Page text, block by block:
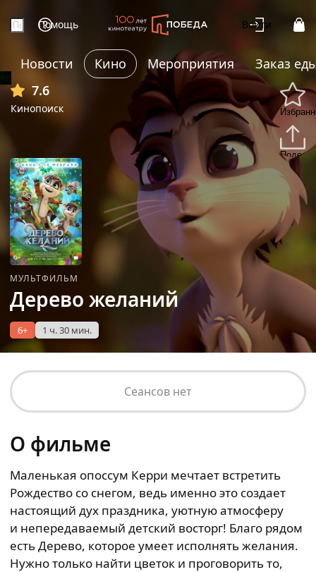
Помощь Войти
Новости Кино Мероприятия
Заказ
7.6
Кинопоиск
МУЛЬТФИЛЬМ
Дерево желаний
6+ 1 ч. 30 мин.
Сеансов нет
О фильме
Маленькая опоссум Керри мечтает встретить
Рождество со снегом, ведь именно это создает
настоящий дух праздника, уютную атмосферу
и непередаваемый детский восторг! Благо рядом
есть Дерево, которое умеет исполнять желания.
Нужно только найти цветок и проговорить то,